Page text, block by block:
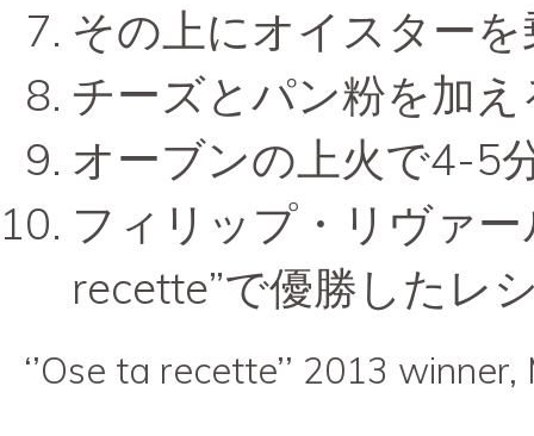
その上にオイスター
チーズとパン粉を加え
オーブンの上火で4-5
フィリップ・リヴァ
recette”で優勝したレ
‘’Ose ta recette’’ 2013